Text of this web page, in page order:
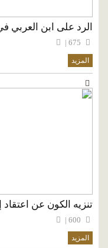
الرد على ابن العربي
المزيد
تنزيه الكون عن اعتقاد
المزيد